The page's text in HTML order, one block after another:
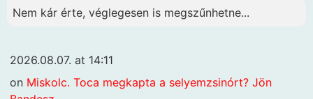
Nem kár érte, véglegesen is megszűnhetne...
2026.08.07. at 14:11
on Miskolc. Toca megkapta a selyemzsinórt? Jön